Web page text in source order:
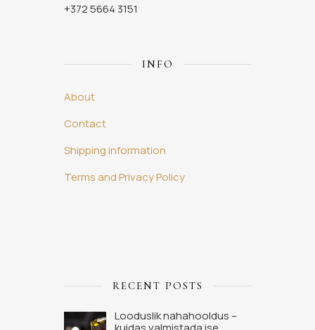
+372 5664 3151
INFO
About
Contact
Shipping information
Terms and Privacy Policy
RECENT POSTS
Looduslik nahahooldus –